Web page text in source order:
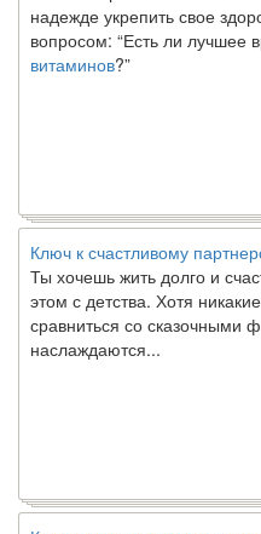
вопросом: “Есть ли лучшее
витаминов ?”
Ты хочешь жить долго и
этом с детства. Хотя
сравниться со сказочными
наслаждаются...